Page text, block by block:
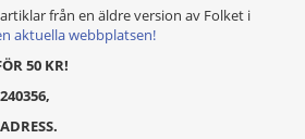
från en äldre version av Folket i
aktuella webbplatsen!
50 KR!